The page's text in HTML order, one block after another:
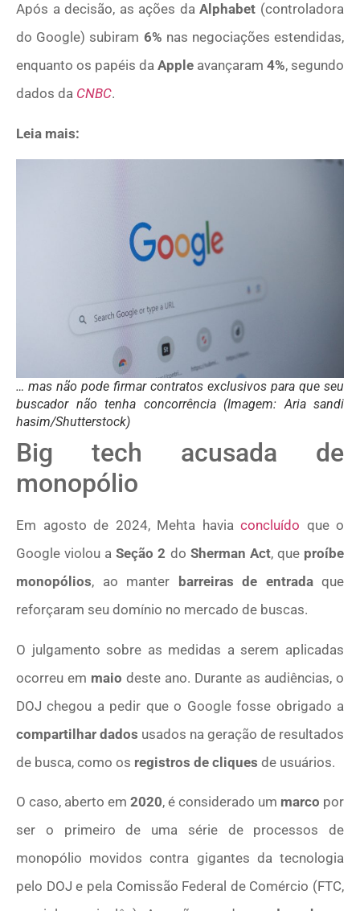
Após a decisão, as ações daAlphabet (controladora
do Google) subiram 6% nas negociações estendidas,
enquanto os papéis da Apple avançaram 4%, segundo
dados da CNBC.
Leia mais:
… mas não pode firmar contratos exclusivos para que seu
buscador não tenha concorrência (Imagem: Aria sandi
hasim/Shutterstock)
Big tech acusada de
monopólio
Em agosto de 2024, Mehta havia concluído que o
Google violou aSeção 2 do Sherman Act, que proíbe
monopólios, ao manter barreiras de entradaque
reforçaram seu domínio no mercado de buscas.
O julgamento sobre as medidas a serem aplicadas
ocorreu em maio deste ano. Durante as audiências, o
DOJ chegou a pedir que o Google fosse obrigado a
compartilhar dados usados na geração de resultados
de busca, como os registros de cliques de usuários.
O caso, aberto em 2020, é considerado um marco por
ser o primeiro de uma série de processos de
monopólio movidos contra gigantes da tecnologia
pelo DOJ e pela Comissão Federal de Comércio (FTC,